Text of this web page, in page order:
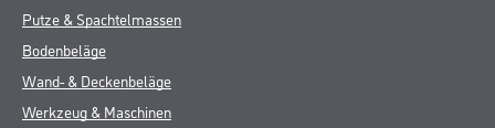
Putze & Spachtelmassen
Bodenbeläge
Wand- & Deckenbeläge
Werkzeug & Maschinen